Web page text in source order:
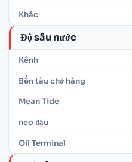
Khác
Độ sâu nước
Kênh
Bến tàu chở hàng
Mean Tide
neo đậu
Oil Terminal